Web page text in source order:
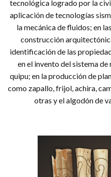
tecnológica logrado por la
aplicación de tecnologías
la mecánica de fluidos; en
construcción
identificación de las
en el invento del sistema
quipu; en la producción de
como zapallo, frijol, achira,
otras y el algodón de